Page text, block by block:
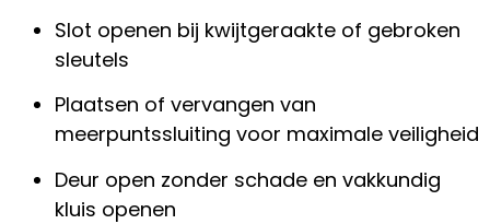
Slot openen bij kwijtgeraakte of gebroken
sleutels
Plaatsen of vervangen van
meerpuntssluiting voor maximale veiligheid
Deur open zonder schade en vakkundig
kluis openen